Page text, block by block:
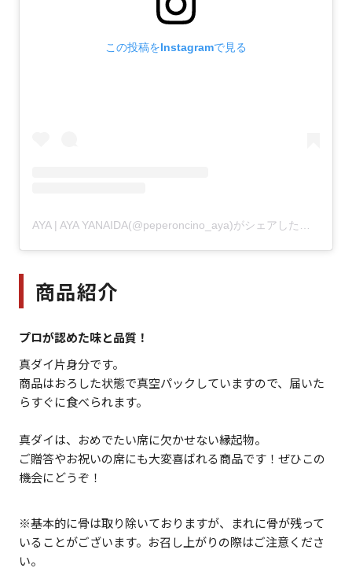
この投稿をInstagramで見る
商品紹介
プロが認めた味と品質！
真ダイ片身分です。
商品はおろした状態で真空パックしていますので、届いた
らすぐに食べられます。
真ダイは、おめでたい席に欠かせない縁起物。
ご贈答やお祝いの席にも大変喜ばれる商品です！ぜひこの
機会にどうぞ！
※基本的に骨は取り除いておりますが、まれに骨が残って
いることがございます。お召し上がりの際はご注意くださ
い。